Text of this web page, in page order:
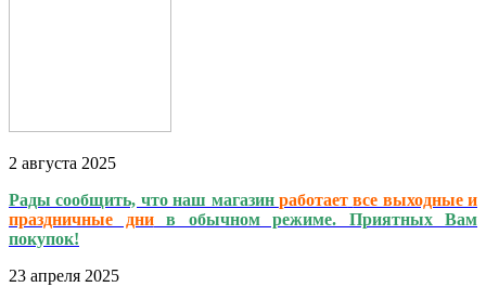
2 августа 2025
Рады сообщить, что наш магазин работает все выходные и
праздничные днив обычном режиме. Приятных Вам
покупок!
23 апреля 2025